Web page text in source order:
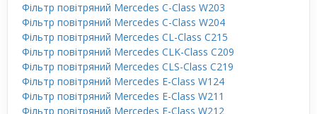
Фільтр повітряний Mercedes C-Class W203
Фільтр повітряний Mercedes C-Class W204
Фільтр повітряний Mercedes CL-Class C215
Фільтр повітряний Mercedes CLK-Class C209
Фільтр повітряний Mercedes CLS-Class C219
Фільтр повітряний Mercedes E-Class W124
Фільтр повітряний Mercedes E-Class W211
Фільтр повітряний Mercedes E-Class W212